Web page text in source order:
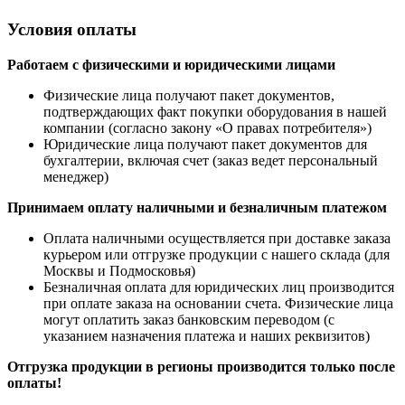
Условия оплаты
Работаем с физическими и юридическими лицами
Физические лица получают пакет документов,
подтверждающих факт покупки оборудования в нашей
компании (согласно закону «О правах потребителя»)
Юридические лица получают пакет документов для
бухгалтерии, включая счет (заказ ведет персональный
менеджер)
Принимаем оплату наличными и безналичным платежом
Оплата наличными осуществляется при доставке заказа
курьером или отгрузке продукции с нашего склада (для
Москвы и Подмосковья)
Безналичная оплата для юридических лиц производится
при оплате заказа на основании счета. Физические лица
могут оплатить заказ банковским переводом (с
указанием назначения платежа и наших реквизитов)
Отгрузка продукции в регионы производится только после
оплаты!